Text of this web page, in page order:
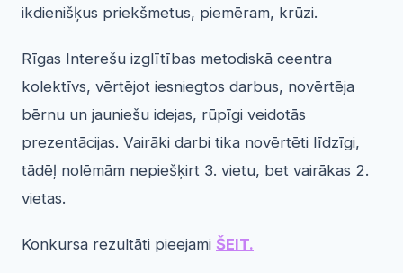
ikdienišķus priekšmetus, piemēram, krūzi.
Rīgas Interešu izglītības metodiskā ceentra
kolektīvs, vērtējot iesniegtos darbus, novērtēja
bērnu un jauniešu idejas, rūpīgi veidotās
prezentācijas. Vairāki darbi tika novērtēti līdzīgi,
tādēļ nolēmām nepiešķirt 3. vietu, bet vairākas 2.
vietas.
Konkursa rezultāti pieejami ŠEIT.